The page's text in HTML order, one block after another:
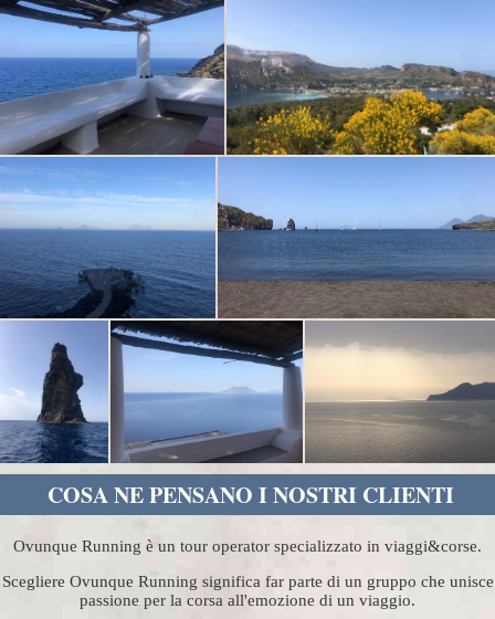
COSA NE PENSANO I NOSTRI CLIENTI
Ovunque Running è un tour operator specializzato in viaggi&corse.
Scegliere Ovunque Running significa far parte di un gruppo che unisce
passione per la corsa all'emozione di un viaggio.